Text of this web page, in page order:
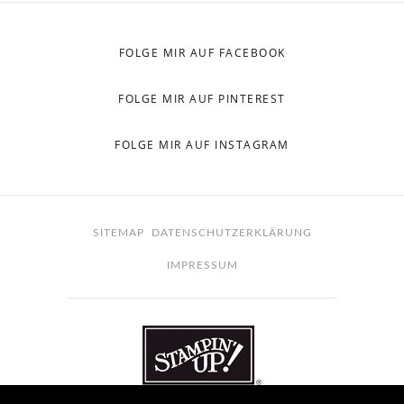
FOLGE MIR AUF FACEBOOK
FOLGE MIR AUF PINTEREST
FOLGE MIR AUF INSTAGRAM
SITEMAP DATENSCHUTZERKLÄRUNG
IMPRESSUM